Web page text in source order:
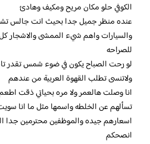
الكوفي حلو مكان مريح ومكيف وهادئ
عنده منظر جميل جدا بحيث انت جالس
والسيارات واهم شيء الممشى
للصراحه
لو رحت الصباح يكون في ضوء شمس تقدر
ولاتنسى تطلب القهوة العربية من عندهم
انا وصلت هالعمر ولا مره بحياتي ذقت
تسألهم عن الخلطه واسمها مثل ما انا
اسعارهم جيده والموظفين محترمين جدا
انصحكم